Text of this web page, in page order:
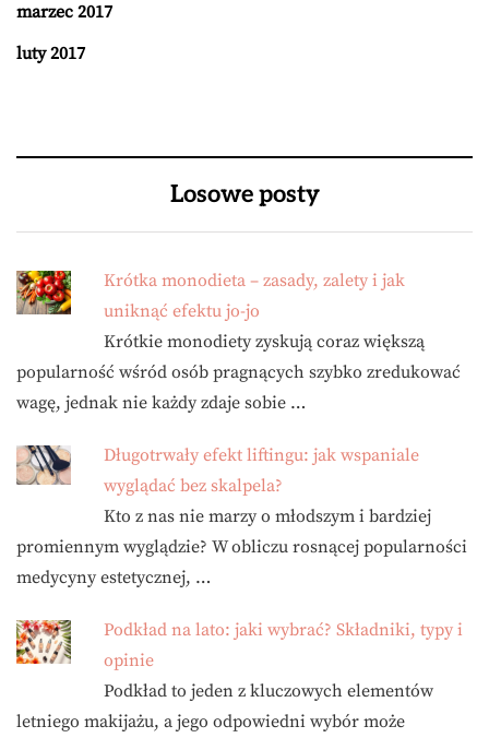
marzec 2017
luty 2017
Losowe posty
Krótka monodieta – zasady, zalety i jak
uniknąć efektu jo-jo
Krótkie monodiety zyskują coraz większą
popularność wśród osób pragnących szybko zredukować
wagę, jednak nie każdy zdaje sobie …
Długotrwały efekt liftingu: jak wspaniale
wyglądać bez skalpela?
Kto z nas nie marzy o młodszym i bardziej
promiennym wyglądzie? W obliczu rosnącej popularności
medycyny estetycznej, …
Podkład na lato: jaki wybrać? Składniki, typy i
opinie
Podkład to jeden z kluczowych elementów
letniego makijażu, a jego odpowiedni wybór może